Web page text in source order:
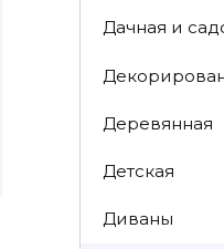
Дачная и
Деревянная
Детская
Диваны